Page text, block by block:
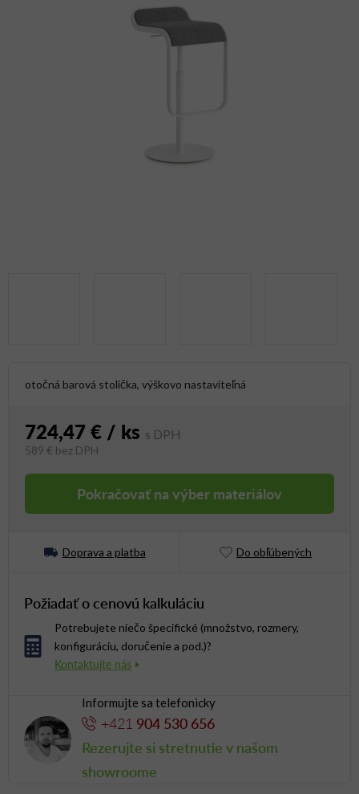
otočná barová stolička, výškovo nastaviteľná
724,47 € / ks
589 € bez DPH
Pokračovať na výber materiálov
Doprava a platba Do obľúbených
Požiadať o cenovú kalkuláciu
Potrebujete niečo špecifické (množstvo, rozmery,
konfiguráciu, doručenie a pod.)?
Informujte sa telefonicky
+421 904 530 656
Rezerujte si stretnutie v našom
showroome